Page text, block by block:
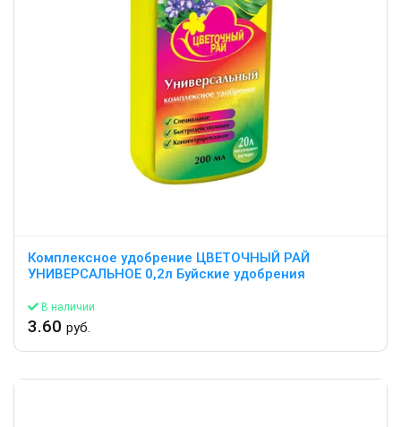
Комплексное удобрение ЦВЕТОЧНЫЙ РАЙ
УНИВЕРСАЛЬНОЕ 0,2л Буйские удобрения
В наличии
3.60 руб.